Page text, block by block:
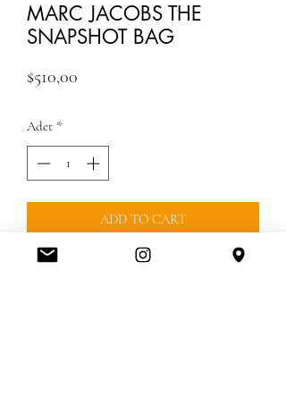
MARC JACOBS THE
SNAPSHOT BAG
$510,00
Adet *
ADD TO CART
GUMRUK DAHILDIR 15-20 GUNDE